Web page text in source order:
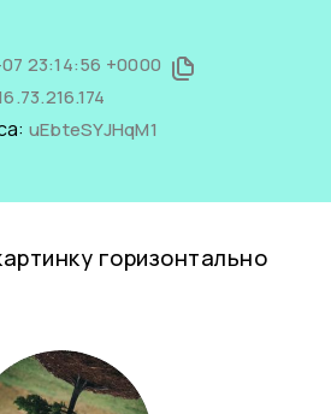
23:14:56 +0000
uEbteSYJHqM1
горизонтально